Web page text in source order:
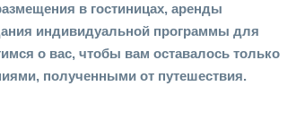
в гостиницах, аренды
индивидуальной программы для
о вас, чтобы вам оставалось только
полученными от путешествия.